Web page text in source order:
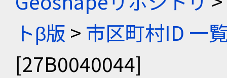
トβ版 > 市区町村ID 一
[27B0040044]